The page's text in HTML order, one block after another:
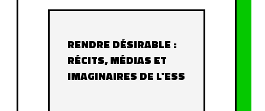
RENDRE DÉSIRABLE :
RÉCITS, MÉDIAS ET
IMAGINAIRES DE L'ESS